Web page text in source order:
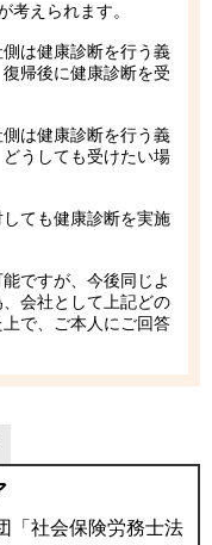
考えられます。
は健康診断を行う義
帰後に健康診断を受
は健康診断を行う義
うしても受けたい場
ても健康診断を実施
ですが、今後同じよ
会社として上記どの
で、ご本人にご回答
「社会保険労務士法